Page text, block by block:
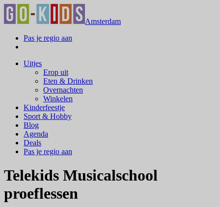
Amsterdam
Pas je regio aan
Uitjes
Erop uit
Eten & Drinken
Overnachten
Winkelen
Kinderfeestje
Sport & Hobby
Blog
Agenda
Deals
Pas je regio aan
Telekids Musicalschool
proeflessen